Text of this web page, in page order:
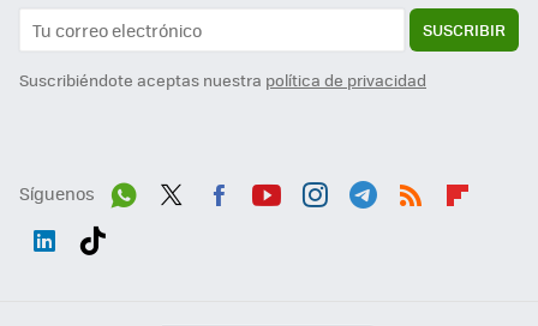
SUSCRIBIR
Suscribiéndote aceptas nuestra política de privacidad
Síguenos